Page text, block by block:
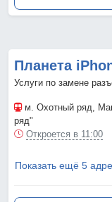
Планета
Услуги по замене
м. Охотный ряд,
ряд"
Откроется в 11:00
Показать ещё 5